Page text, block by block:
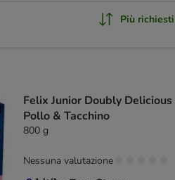
Più richiesti
Felix Junior Doubly Delicious
Pollo & Tacchino
800 g
Nessuna valutazione